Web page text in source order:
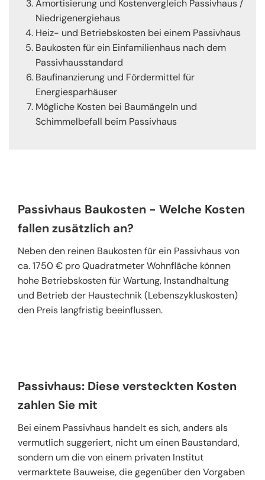
Amortisierung und Kostenvergleich Passivhaus /
Niedrigenergiehaus
Heiz- und Betriebskosten bei einem Passivhaus
Baukosten für ein Einfamilienhaus nach dem
Passivhausstandard
Baufinanzierung und Fördermittel für
Energiesparhäuser
Mögliche Kosten bei Baumängeln und
Schimmelbefall beim Passivhaus
Passivhaus Baukosten - Welche Kosten
fallen zusätzlich an?
Neben den reinen Baukosten für ein Passivhaus von
ca. 1750 € pro Quadratmeter Wohnfläche können
hohe Betriebskosten für Wartung, Instandhaltung
und Betrieb der Haustechnik (Lebenszykluskosten)
den Preis langfristig beeinflussen.
Passivhaus: Diese versteckten Kosten
zahlen Sie mit
Bei einem Passivhaus handelt es sich, anders als
vermutlich suggeriert, nicht um einen Baustandard,
sondern um die von einem privaten Institut
vermarktete Bauweise, die gegenüber den Vorgaben